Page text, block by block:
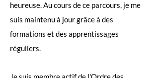
heureuse. Au cours de ce parcours, je me
suis maintenu à jour grâce à des
formations et des apprentissages
réguliers.